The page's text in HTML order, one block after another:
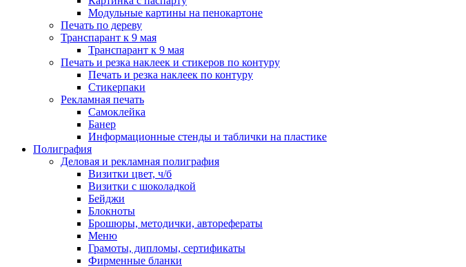
Модульные картины на пенокартоне
Печать по дереву
Транспарант к 9 мая
Транспарант к 9 мая
Печать и резка наклеек и стикеров по контуру
Печать и резка наклеек по контуру
Стикерпаки
Рекламная печать
Самоклейка
Банер
Информационные стенды и таблички на пластике
Полиграфия
Деловая и рекламная полиграфия
Визитки цвет, ч/б
Визитки с шоколадкой
Бейджи
Блокноты
Брошюры, методички, авторефераты
Меню
Грамоты, дипломы, сертификаты
Фирменные бланки